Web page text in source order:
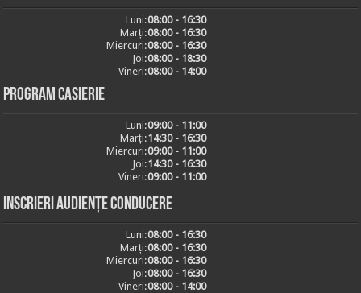
Luni:08:00 - 16:30
Marți:08:00 - 16:30
Miercuri:08:00 - 16:30
Joi:08:00 - 18:30
Vineri:08:00 - 14:00
Program casierie
Luni:09:00 - 11:00
Marți:14:30 - 16:30
Miercuri:09:00 - 11:00
Joi:14:30 - 16:30
Vineri:09:00 - 11:00
Inscrieri audiențe conducere
Luni:08:00 - 16:30
Marți:08:00 - 16:30
Miercuri:08:00 - 16:30
Joi:08:00 - 16:30
Vineri:08:00 - 14:00